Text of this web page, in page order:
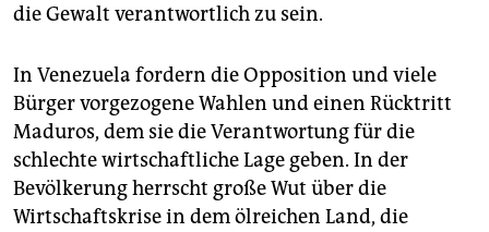
die Gewalt verantwortlich zu sein.
In Venezuela fordern die Opposition und viele
Bürger vorgezogene Wahlen und einen Rücktritt
Maduros, dem sie die Verantwortung für die
schlechte wirtschaftliche Lage geben. In der
Bevölkerung herrscht große Wut über die
Wirtschaftskrise in dem ölreichen Land, die